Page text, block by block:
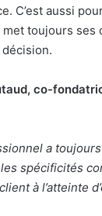
C’est aussi
met toujours
co-
a
spécificités
à l’atteinte